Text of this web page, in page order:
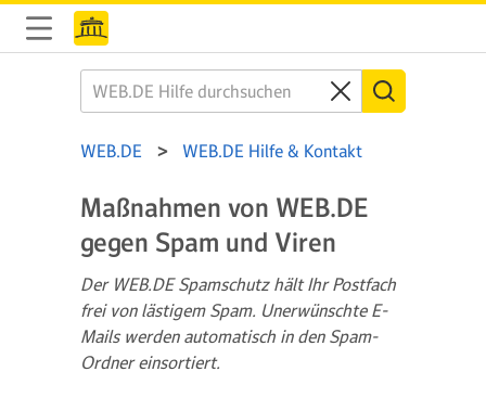
WEB.DE WEB.DE Hilfe & Kontakt
Maßnahmen von WEB.DE
gegen Spam und Viren
Der WEB.DE Spamschutz hält Ihr Postfach
frei von lästigem Spam. Unerwünschte E-
Mails werden automatisch in den Spam-
Ordner einsortiert.